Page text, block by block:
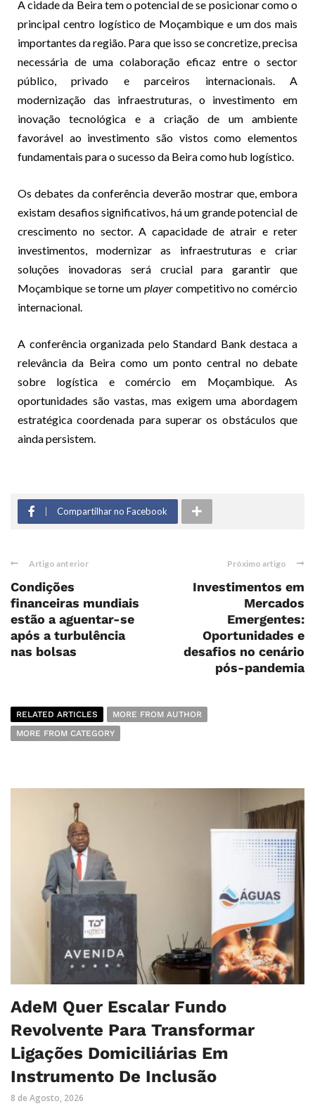
A cidade da Beira tem o potencial de se posicionar como o
principal centro logístico de Moçambique e um dos mais
importantes da região. Para que isso se concretize, precisa
necessária de uma colaboração eficaz entre o sector
público, privado e parceiros internacionais. A
modernização das infraestruturas, o investimento em
inovação tecnológica e a criação de um ambiente
favorável ao investimento são vistos como elementos
fundamentais para o sucesso da Beira como hub logístico.
Os debates da conferência deverão mostrar que, embora
existam desafios significativos, há um grande potencial de
crescimento no sector. A capacidade de atrair e reter
investimentos, modernizar as infraestruturas e criar
soluções inovadoras será crucial para garantir que
Moçambique se torne um playercompetitivo no comércio
internacional.
A conferência organizada pelo Standard Bank destaca a
relevância da Beira como um ponto central no debate
sobre logística e comércio em Moçambique. As
oportunidades são vastas, mas exigem uma abordagem
estratégica coordenada para superar os obstáculos que
ainda persistem.
Compartilhar no Facebook
Artigo anterior
Condições
financeiras mundiais
estão a aguentar-se
após a turbulência
nas bolsas
Próximo artigo
Investimentos em
Mercados
Emergentes:
Oportunidades e
desafios no cenário
pós-pandemia
RELATED ARTICLES
MORE FROM AUTHOR
MORE FROM CATEGORY
AdeM Quer Escalar Fundo
Revolvente Para Transformar
Ligações Domiciliárias Em
Instrumento De Inclusão
8 de Agosto, 2026